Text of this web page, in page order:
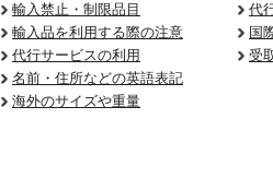
輸入禁止・制限品目
輸入品を利用する際の注意
代行サービスの利用
名前・住所などの英語表記
海外のサイズや重量
代
国
受